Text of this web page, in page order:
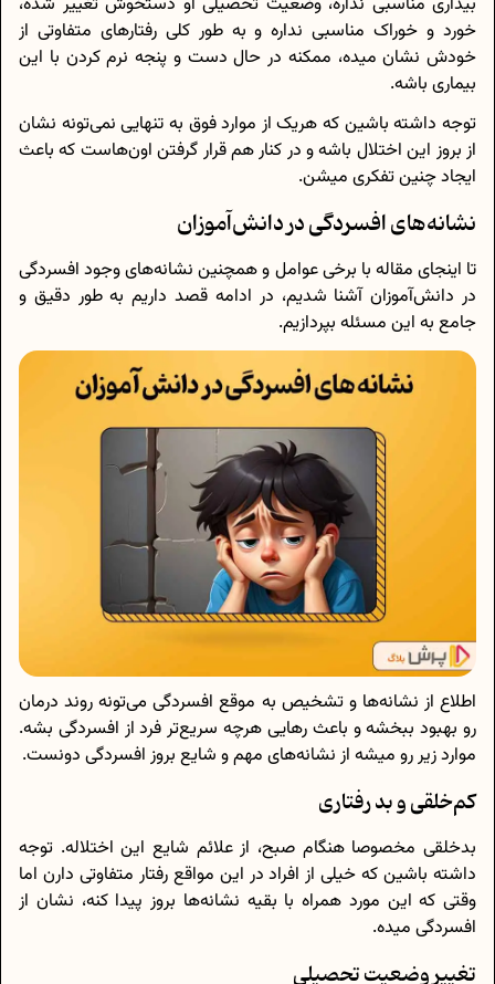
خورد و خوراک مناسبی نداره و به طور کلی رفتارهای متفاوتی از
خودش نشان میده، ممکنه در حال دست و پنجه نرم کردن با این
بیماری باشه.
توجه داشته باشین که هریک از موارد فوق به تنهایی نمی‌تونه نشان
از بروز این اختلال باشه و در کنار هم قرار گرفتن اون‌هاست که باعث
ایجاد چنین تفکری میشن.
نشانه‌های افسردگی در دانش‌آموزان
تا اینجای مقاله با برخی عوامل و همچنین نشانه‌های وجود افسردگی
در دانش‌آموزان آشنا شدیم، در ادامه قصد داریم به طور دقیق و
جامع به این مسئله بپردازیم.
اطلاع از نشانه‌ها و تشخیص به موقع افسردگی می‌تونه روند درمان
رو بهبود ببخشه و باعث رهایی هرچه سریع‌تر فرد از افسردگی بشه.
موارد زیر رو میشه از نشانه‌های مهم و شایع بروز افسردگی دونست.
کم‌خلقی و بد رفتاری
بدخلقی مخصوصا هنگام صبح، از علائم شایع این اختلاله. توجه
داشته باشین که خیلی از افراد در این مواقع رفتار متفاوتی دارن اما
وقتی که این مورد همراه با بقیه نشانه‌ها بروز پیدا کنه، نشان از
افسردگی میده.
تغییر وضعیت تحصیلی